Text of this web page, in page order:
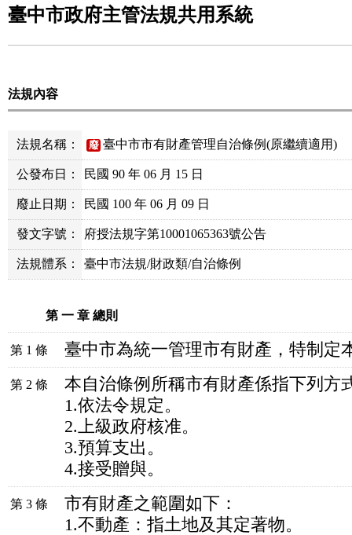
臺中市政府主管法規共用系統
法規內容
法規名稱： 廢 臺中市市有財產管理自治條例(原繼續適用)
公發布日： 民國 90 年 06 月 15 日
廢止日期： 民國 100 年 06 月 09 日
發文字號： 府授法規字第10001065363號公告
法規體系： 臺中市法規/財政類/自治條例
第 一 章 總則
第 1 條 臺中市為統一管理市有財產，特制定
第 2 條
本自治條例所稱市有財產係指下列方
1.依法令規定。
2.上級政府核准。
3.預算支出。
4.接受贈與。
第 3 條
市有財產之範圍如下：
1.不動產：指土地及其定著物。